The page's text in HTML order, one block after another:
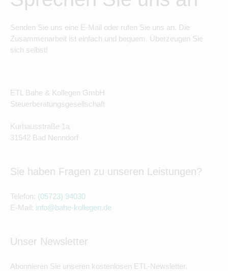
Senden Sie uns eine E-Mail oder rufen Sie uns an. Die
Zusammenarbeit ist einfach und bequem. Überzeugen Sie
sich selbst!
ETL Bahe & Kollegen GmbH
Steuerberatungsgesellschaft
Kurhausstraße 1a
31542 Bad Nenndorf
Sie haben Fragen zu unseren Leistungen?
Telefon: (05723) 94030
E-Mail: info@bahe-kollegen.de
Unser Newsletter
Abonnieren Sie unseren kostenlosen ETL-Newsletter.